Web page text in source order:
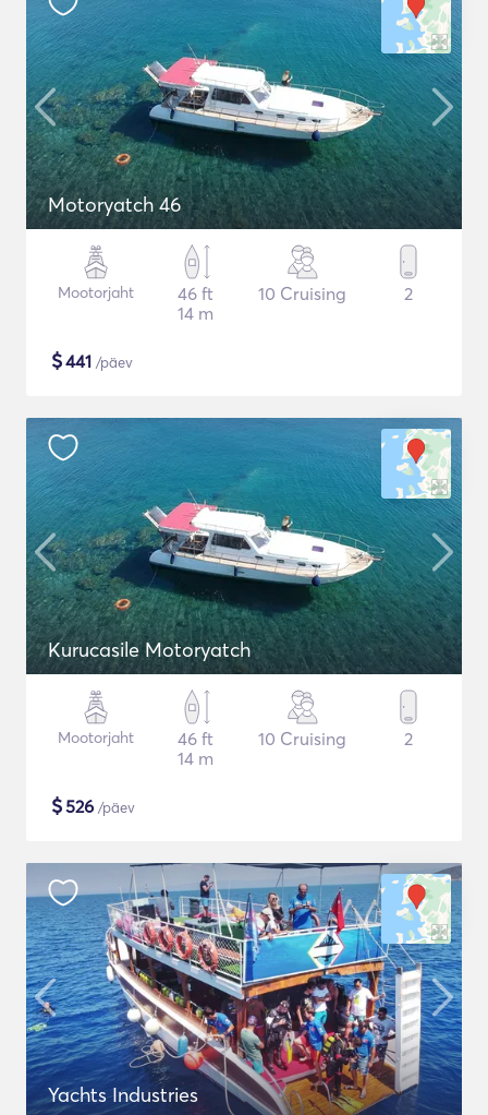
Motoryatch 46
Mootorjaht
46 ft
14 m
10 Cruising 2
$441 /päev
Kurucasile Motoryatch
Mootorjaht
46 ft
14 m
10 Cruising 2
$526 /päev
Yachts Industries